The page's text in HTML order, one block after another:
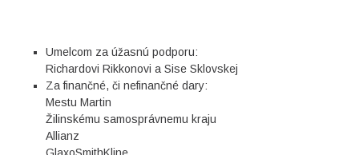
Umelcom za úžasnú podporu:
Richardovi Rikkonovi a Sise Sklovskej
Za finančné, či nefinančné dary:
Mestu Martin
Žilinskému samosprávnemu kraju
Allianz